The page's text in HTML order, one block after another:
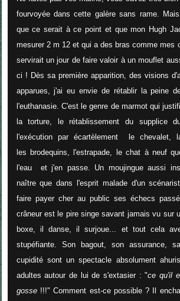
fourvoyée dans cette galère sans rame.
que ce serait à ce point et que mon Hugh
mesurer 2 m 12 et qui a des bras comme mes
servirait un jour de faire valoir à un mouflet
ci ! Dès sa première apparition, des visions
apparues, j'ai eu envie de rétablir la peine
l'euthanasie. C'est le genre de marmot qui
la torture, le rétablissement du supplice
l'exécution par écartèlement le chevalet,
les brodequins, l'estrapade, le chat à neuf
l'eau et j'en passe. Un moujingue aussi
naître que dans l'esprit malade d'un
faire payer cher au public ses échecs
crâneur est le pire singe savant jamais vu sur
boxe, il danse, il surjoue... et tout cela
stupéfiante. Son bagout, son assurance,
cupidité sont un spectacle absolument
adultes autour de lui de s'extasier : "ce qu'il
gosse!!!" Comment est-ce possible ? Il